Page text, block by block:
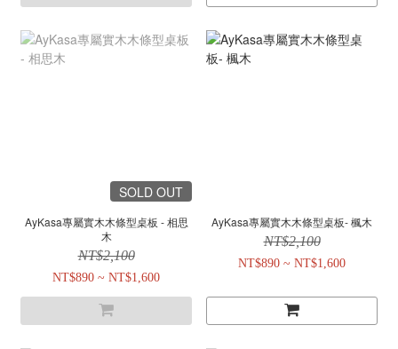
SOLD OUT
AyKasa專屬實木木條型桌板 - 相思
木
NT$2,100
NT$890 ~ NT$1,600
AyKasa專屬實木木條型桌板- 楓木
NT$2,100
NT$890 ~ NT$1,600